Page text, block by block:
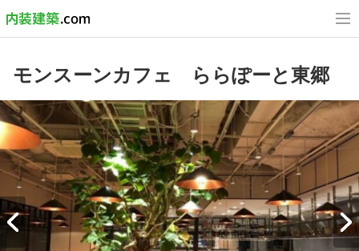
モンスーンカフェ ららぽーと東郷